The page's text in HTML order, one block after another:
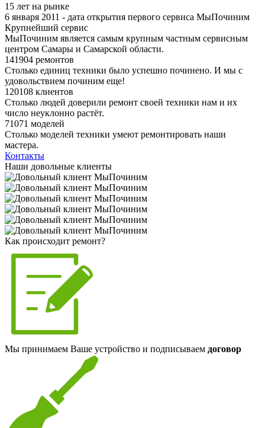
15 лет на рынке
6 января 2011 - дата открытия первого сервиса МыПочиним
Крупнейший сервис
МыПочиним является самым крупным частным сервисным
центром Самары и Самарской области.
141904 ремонтов
Столько единиц техники было успешно починено. И мы с
удовольствием починим еще!
120108 клиентов
Столько людей доверили ремонт своей техники нам и их
число неуклонно растёт.
71071 моделей
Столько моделей техники умеют ремонтировать наши
мастера.
Контакты
Наши довольные клиенты
Как происходит ремонт?
Мы принимаем Ваше устройство и подписываем договор